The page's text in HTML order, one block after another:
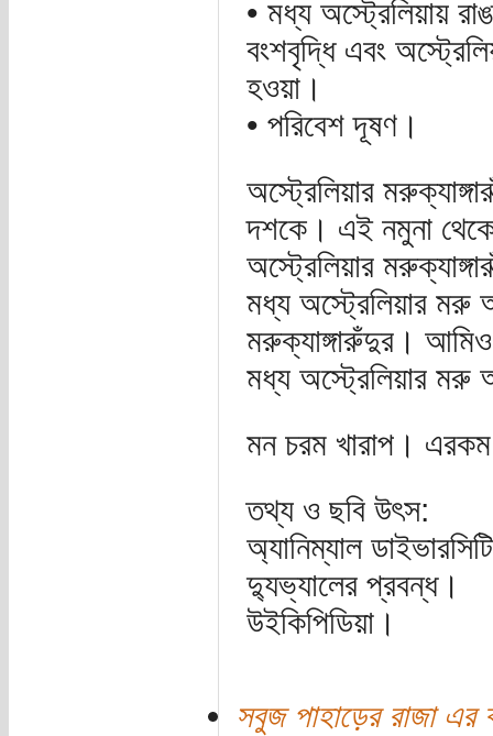
• মধ্য অস্ট্রেলিয়ায়
বংশবৃদ্ধি এবং
হওয়া।
• পরিবেশ দূষণ।
অস্ট্রেলিয়ার
দশকে। এই নমুনা থেকে
অস্ট্রেলিয়ার
মধ্য অস্ট্রেলিয়ার মরু
মরুক্যাঙ্গারুঁদুর।
মধ্য অস্ট্রেলিয়ার মরু
মন চরম খারাপ। এরকম
তথ্য ও ছবি উৎস:
অ্যানিম্যাল
দ্যুভ্যালের প্রবন্ধ।
উইকিপিডিয়া।
সবুজ পাহাড়ের রাজা এর